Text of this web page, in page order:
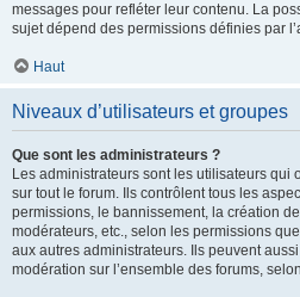
messages pour refléter leur contenu. La
sujet dépend des permissions définies par
Haut
Niveaux d’utilisateurs et groupes
Que sont les administrateurs ?
Les administrateurs sont les utilisateurs qui
sur tout le forum. Ils contrôlent tous les
permissions, le bannissement, la création
modérateurs, etc., selon les permissions
aux autres administrateurs. Ils peuvent
modération sur l’ensemble des forums,